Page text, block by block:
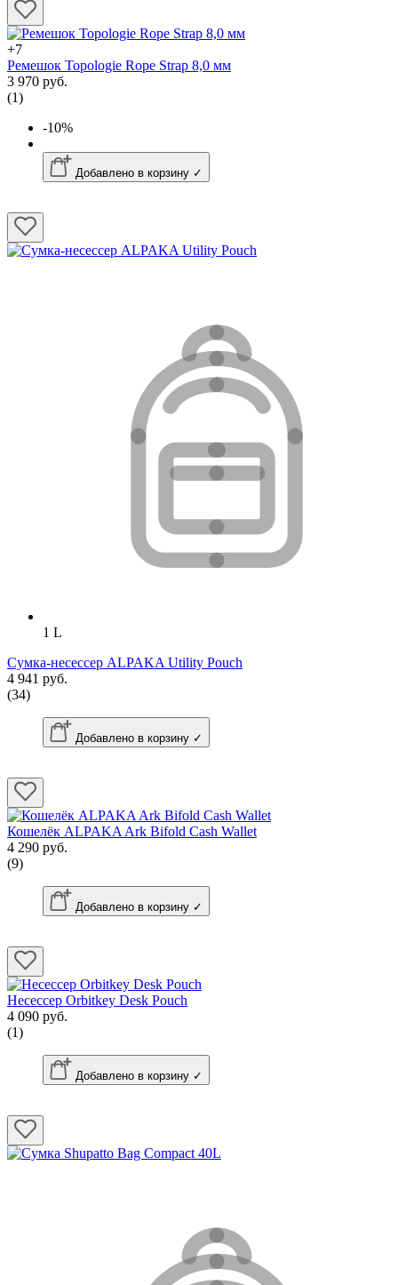
+7
Ремешок Topologie Rope Strap 8,0 мм
3 970 руб.
(1)
-10%
Добавлено в корзину ✓
1 L
Сумка-несессер ALPAKA Utility Pouch
4 941 руб.
(34)
Добавлено в корзину ✓
Кошелёк ALPAKA Ark Bifold Cash Wallet
4 290 руб.
(9)
Добавлено в корзину ✓
Несессер Orbitkey Desk Pouch
4 090 руб.
(1)
Добавлено в корзину ✓